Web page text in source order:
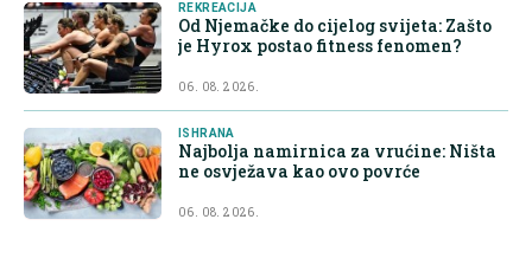
REKREACIJA
Od Njemačke do cijelog svijeta: Zašto
je Hyrox postao fitness fenomen?
06. 08. 2026.
ISHRANA
Najbolja namirnica za vrućine: Ništa
ne osvježava kao ovo povrće
06. 08. 2026.